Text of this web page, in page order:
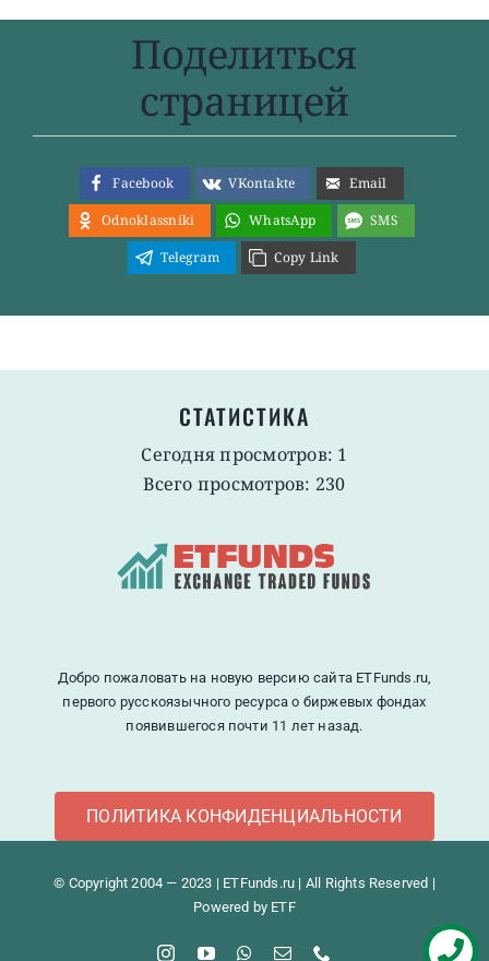
Поделиться
страницей
Facebook VKontakte
Email
Odnoklassniki
WhatsApp
SMS
Telegram
Copy Link
СТАТИСТИКА
Сегодня просмотров: 1
Всего просмотров: 230
Добро пожаловать на новую версию сайта ETFunds.ru,
первого русскоязычного ресурса о биржевых фондах
появившегося почти 11 лет назад.
ПОЛИТИКА КОНФИДЕНЦИАЛЬНОСТИ
© Copyright 2004 — 2023 | ETFunds.ru | All Rights Reserved |
Powered by ETF